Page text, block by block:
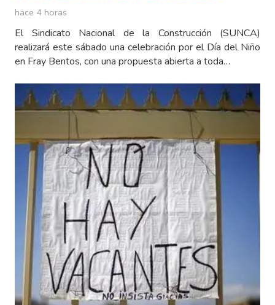
hace 4 horas
El Sindicato Nacional de la Construcción (SUNCA)
realizará este sábado una celebración por el Día del Niño
en Fray Bentos, con una propuesta abierta a toda…